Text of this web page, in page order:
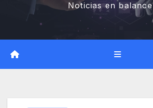
Noticias en balance